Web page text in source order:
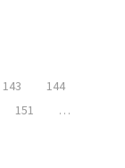
143
144
151
…